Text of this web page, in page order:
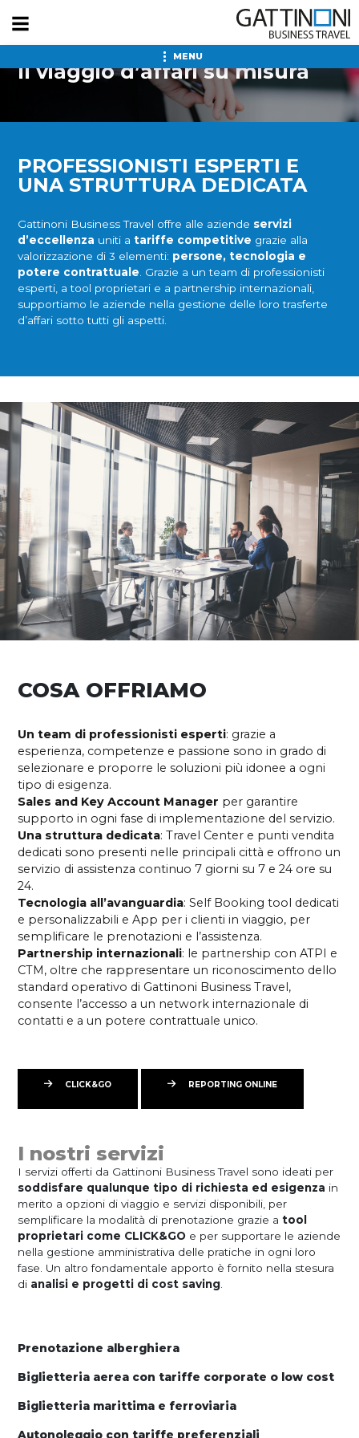
MENU
Il viaggio d’affari su misura
PROFESSIONISTI ESPERTI E
UNA STRUTTURA DEDICATA
Gattinoni Business Travel offre alle aziende servizi
d’eccellenza uniti a tariffe competitive grazie alla
valorizzazione di 3 elementi: persone, tecnologia e
potere contrattuale . Grazie a un team di professionisti
esperti, a tool proprietari e a partnership internazionali,
supportiamo le aziende nella gestione delle loro trasferte
d’affari sotto tutti gli aspetti.
COSA OFFRIAMO
Un team di professionisti esperti: grazie a
esperienza, competenze e passione sono in grado di
selezionare e proporre le soluzioni più idonee a ogni
tipo di esigenza.
Sales and Key Account Manager per garantire
supporto in ogni fase di implementazione del servizio.
Una struttura dedicata: Travel Center e punti vendita
dedicati sono presenti nelle principali città e offrono un
servizio di assistenza continuo 7 giorni su 7 e 24 ore su
24.
Tecnologia all’avanguardia: Self Booking tool dedicati
e personalizzabili e App per i clienti in viaggio, per
semplificare le prenotazioni e l’assistenza.
Partnership internazionali: le partnership con ATPI e
CTM, oltre che rappresentare un riconoscimento dello
standard operativo di Gattinoni Business Travel,
consente l’accesso a un network internazionale di
contatti e a un potere contrattuale unico.
CLICK&GO REPORTING ONLINE
I nostri servizi
I servizi offerti da Gattinoni Business Travel sono ideati per
soddisfare qualunque tipo di richiesta ed esigenza in
merito a opzioni di viaggio e servizi disponibili, per
semplificare la modalità di prenotazione grazie a tool
proprietari come CLICK&GO e per supportare le aziende
nella gestione amministrativa delle pratiche in ogni loro
fase. Un altro fondamentale apporto è fornito nella stesura
di analisi e progetti di cost saving.
Prenotazione alberghiera
Biglietteria aerea con tariffe corporate o low cost
Biglietteria marittima e ferroviaria
Autonoleggio con tariffe preferenziali